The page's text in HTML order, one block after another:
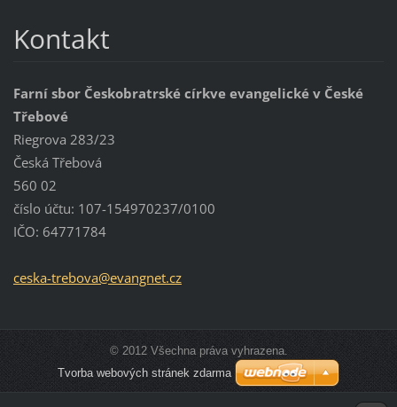
Kontakt
Farní sbor Českobratrské církve evangelické v České
Třebové
Riegrova 283/23
Česká Třebová
560 02
číslo účtu: 107-154970237/0100
IČO: 64771784
ceska-trebova@evangnet.cz
© 2012 Všechna práva vyhrazena.
Tvorba webových stránek zdarma